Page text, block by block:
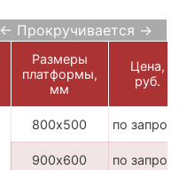
← Прокручивается →
Размеры
платформы,
мм
Цена,
руб.
800х500 по
900х600 по